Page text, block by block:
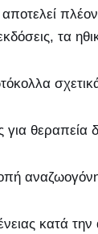
τα
για θεραπεία
κατά